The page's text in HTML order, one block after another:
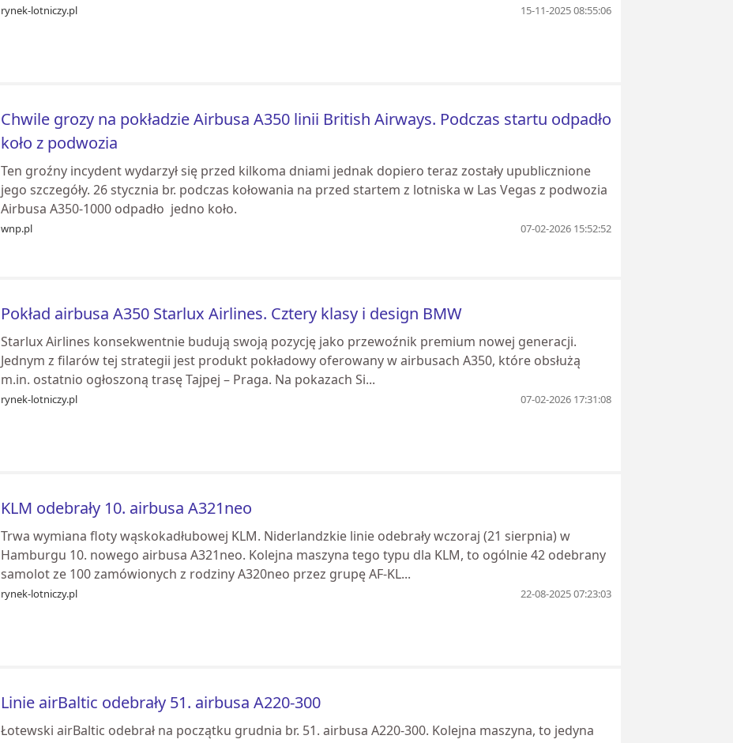
rynek-lotniczy.pl 15-11-2025 08:55:06
Chwile grozy na pokładzie Airbusa A350 linii British Airways. Podczas startu odpadło
koło z podwozia
Ten groźny incydent wydarzył się przed kilkoma dniami jednak dopiero teraz zostały upublicznione
jego szczegóły. 26 stycznia br. podczas kołowania na przed startem z lotniska w Las Vegas z podwozia
Airbusa A350-1000 odpadło jedno koło.
wnp.pl 07-02-2026 15:52:52
Pokład airbusa A350 Starlux Airlines. Cztery klasy i design BMW
Starlux Airlines konsekwentnie budują swoją pozycję jako przewoźnik premium nowej generacji.
Jednym z filarów tej strategii jest produkt pokładowy oferowany w airbusach A350, które obsłużą
m.in. ostatnio ogłoszoną trasę Tajpej – Praga. Na pokazach Si...
rynek-lotniczy.pl 07-02-2026 17:31:08
KLM odebrały 10. airbusa A321neo
Trwa wymiana floty wąskokadłubowej KLM. Niderlandzkie linie odebrały wczoraj (21 sierpnia) w
Hamburgu 10. nowego airbusa A321neo. Kolejna maszyna tego typu dla KLM, to ogólnie 42 odebrany
samolot ze 100 zamówionych z rodziny A320neo przez grupę AF-KL...
rynek-lotniczy.pl 22-08-2025 07:23:03
Linie airBaltic odebrały 51. airbusa A220-300
Łotewski airBaltic odebrał na początku grudnia br. 51. airbusa A220-300. Kolejna maszyna, to jedyna